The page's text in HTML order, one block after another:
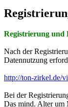
Registrierung und
Nach der
Datennutzung
http://ton-zirkel.de/
Bei der
Das mind. Alter um